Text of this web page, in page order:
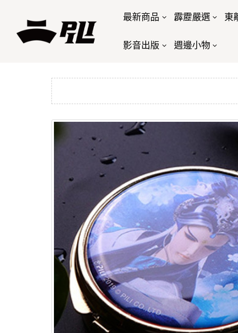
最新商品 霹靂嚴選 東
影音出版 週邊小物